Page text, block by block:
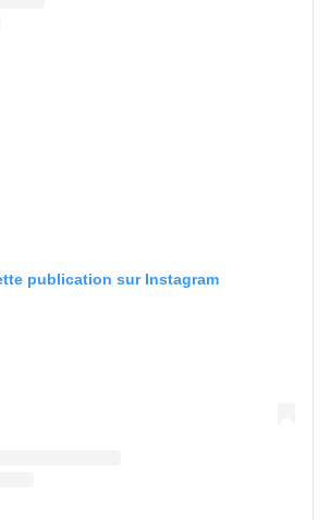
publication sur Instagram